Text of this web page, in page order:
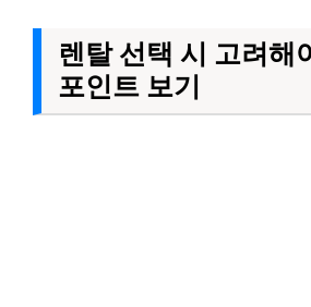
렌탈 선택 시 고려해
포인트 보기